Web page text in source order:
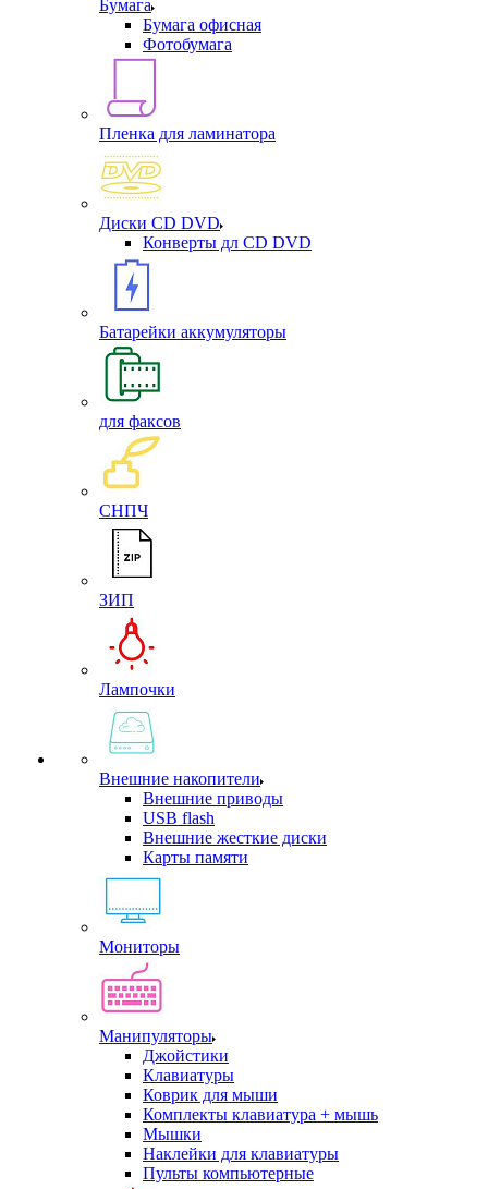
Бумага
Бумага офисная
Фотобумага
Пленка для ламинатора
Диски CD DVD
Конверты дл CD DVD
Батарейки аккумуляторы
для факсов
СНПЧ
ЗИП
Лампочки
Внешние накопители
Внешние приводы
USB flash
Внешние жесткие диски
Карты памяти
Мониторы
Манипуляторы
Джойстики
Клавиатуры
Коврик для мыши
Комплекты клавиатура + мышь
Мышки
Наклейки для клавиатуры
Пульты компьютерные